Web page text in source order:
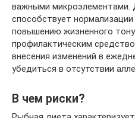
важными микроэлементами.
способствует
повышению жизненного
профилактическим
внесения изменений в
убедиться в отсутствии
В чем риски?